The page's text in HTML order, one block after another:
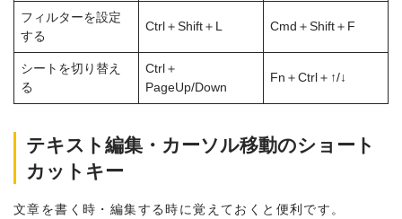
フィルターを設定
する
Ctrl＋Shift＋L Cmd＋Shift＋F
シートを切り替え
る
Ctrl＋
PageUp/Down
Fn＋Ctrl＋↑/↓
テキスト編集・カーソル移動のショート
カットキー
文章を書く時・編集する時に覚えておくと便利です。